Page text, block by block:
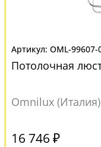
OML-99607-
Потолочная
Omnilux (Италия)
16 746 ₽